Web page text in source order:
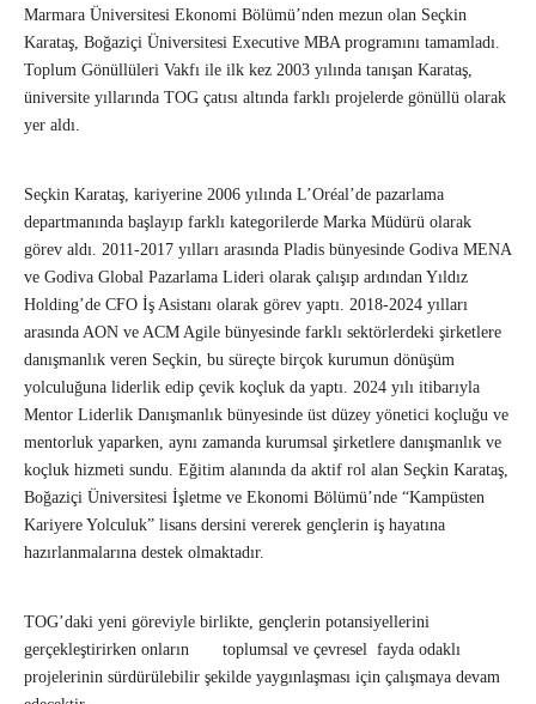
Marmara Üniversitesi Ekonomi Bölümü’nden mezun olan Seçkin
Karataş, Boğaziçi Üniversitesi Executive MBA programını tamamladı.
Toplum Gönüllüleri Vakfı ile ilk kez 2003 yılında tanışan Karataş,
üniversite yıllarında TOG çatısı altında farklı projelerde gönüllü olarak
yer aldı.
Seçkin Karataş, kariyerine 2006 yılında L’Oréal’de pazarlama
departmanında başlayıp farklı kategorilerde Marka Müdürü olarak
görev aldı. 2011-2017 yılları arasında Pladis bünyesinde Godiva MENA
ve Godiva Global Pazarlama Lideri olarak çalışıp ardından Yıldız
Holding’de CFO İş Asistanı olarak görev yaptı. 2018-2024 yılları
arasında AON ve ACM Agile bünyesinde farklı sektörlerdeki şirketlere
danışmanlık veren Seçkin, bu süreçte birçok kurumun dönüşüm
yolculuğuna liderlik edip çevik koçluk da yaptı. 2024 yılı itibarıyla
Mentor Liderlik Danışmanlık bünyesinde üst düzey yönetici koçluğu ve
mentorluk yaparken, aynı zamanda kurumsal şirketlere danışmanlık ve
koçluk hizmeti sundu. Eğitim alanında da aktif rol alan Seçkin Karataş,
Boğaziçi Üniversitesi İşletme ve Ekonomi Bölümü’nde “Kampüsten
Kariyere Yolculuk” lisans dersini vererek gençlerin iş hayatına
hazırlanmalarına destek olmaktadır.
TOG’daki yeni göreviyle birlikte, gençlerin potansiyellerini
gerçekleştirirken onların toplumsal ve çevresel fayda odaklı
projelerinin sürdürülebilir şekilde yaygınlaşması için çalışmaya devam